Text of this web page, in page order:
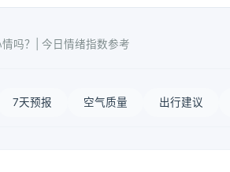
吗？| 今日情绪指数参考
7天预报 空气质量 出行建议